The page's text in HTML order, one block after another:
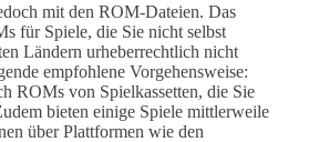
mit den ROM-Dateien. Das
für Spiele, die Sie nicht selbst
Ländern urheberrechtlich nicht
empfohlene Vorgehensweise:
ROMs von Spielkassetten, die Sie
bieten einige Spiele mittlerweile
über Plattformen wie den